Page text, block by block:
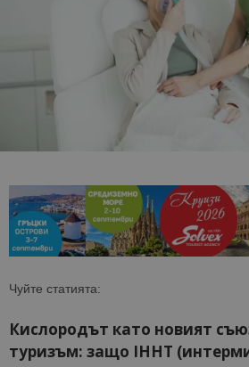
Чуйте статията:
Кислородът като новият
туризъм: защо IHHT